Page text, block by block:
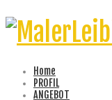
Home
PROFIL
ANGEBOT